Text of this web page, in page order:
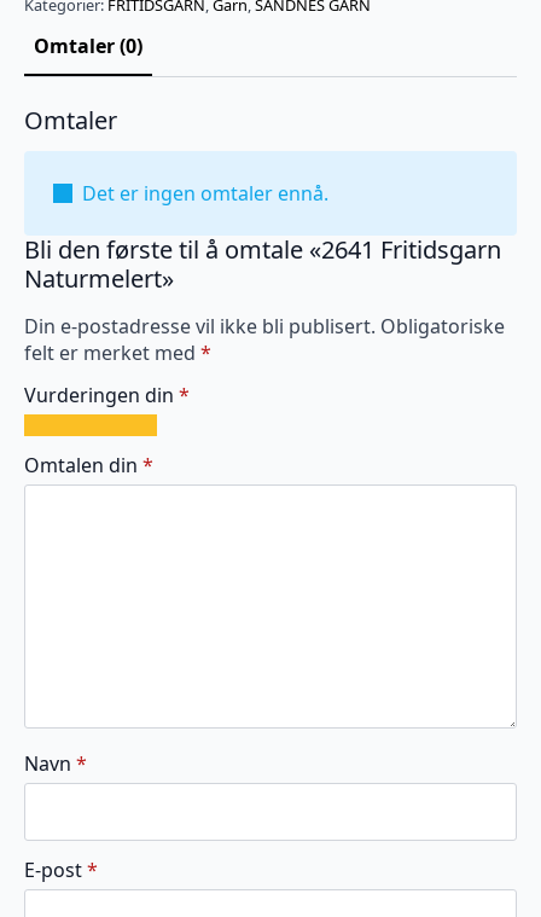
Kategorier: FRITIDSGARN,Garn,SANDNES GARN
Omtaler (0)
Omtaler
Det er ingen omtaler ennå.
Bli den første til å omtale «2641 Fritidsgarn
Naturmelert»
Din e-postadresse vil ikke bli publisert. Obligatoriske
felt er merket med *
Vurderingen din *
av
5
av
5
av
5
av
5
av
5
Omtalen din *
Navn *
E-post*